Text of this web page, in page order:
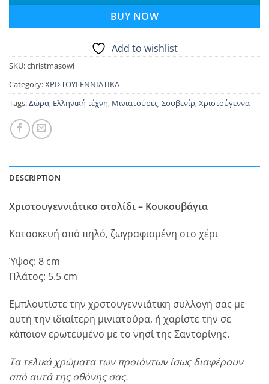
BUY NOW
Add to wishlist
SKU:christmasowl
Category:ΧΡΙΣΤΟΥΓΕΝΝΙΑΤΙΚΑ
Tags:Δώρα, Ελληνική τέχνη, Μινιατούρες,Σουβενίρ,Χριστούγεννα
DESCRIPTION
Χριστουγεννιάτικο στολίδι – Κουκουβάγια
Κατασκευή από πηλό, ζωγραφισμένη στο χέρι
Ύψος: 8 cm
Πλάτος: 5.5 cm
Εμπλουτίστε την χρστουγεννιάτικη συλλογή σας με
αυτή την ιδιαίτερη μινιατούρα, ή χαρίστε την σε
κάποιον ερωτευμένο με το νησί της Σαντορίνης.
Τα τελικά χρώματα των προιόντων ίσως διαφέρουν
από αυτά της οθόνης σας.